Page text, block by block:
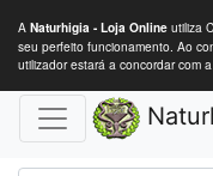
A Naturhigia - Loja Online utiliza
seu perfeito funcionamento. Ao
utilizador estará a concordar com